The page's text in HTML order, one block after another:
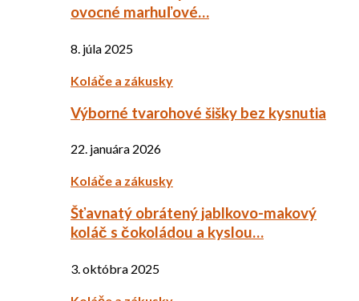
ovocné marhuľové…
8. júla 2025
Koláče a zákusky
Výborné tvarohové šišky bez kysnutia
22. januára 2026
Koláče a zákusky
Šťavnatý obrátený jablkovo-makový
koláč s čokoládou a kyslou…
3. októbra 2025